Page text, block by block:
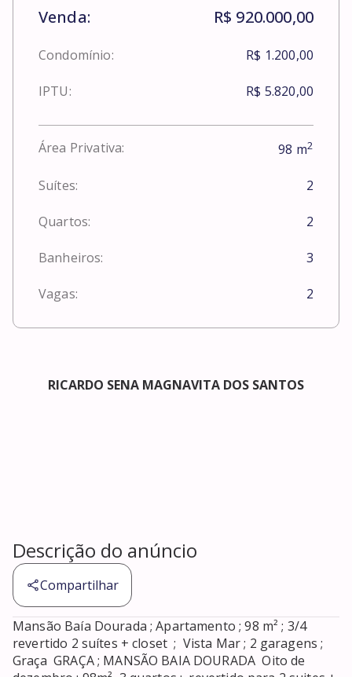
Venda: R$ 920.000,00
Condomínio: R$ 1.200,00
IPTU: R$ 5.820,00
Área Privativa: 98 m2
Suítes: 2
Quartos: 2
Banheiros: 3
Vagas: 2
RICARDO SENA MAGNAVITA DOS SANTOS
Descrição do anúncio
Compartilhar
Mansão Baía Dourada ; Apartamento ; 98 m² ; 3/4
revertido 2 suítes + closet  ;  Vista Mar ; 2 garagens ;
Graça  GRAÇA ; MANSÃO BAIA DOURADA  Oito de